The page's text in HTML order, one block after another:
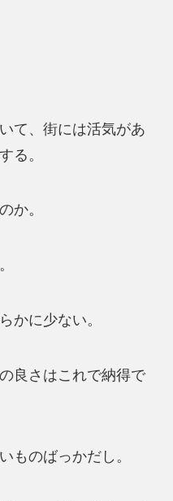
て、街には活気があ
る。
か。
かに少ない。
良さはこれで納得で
ものばっかだし。